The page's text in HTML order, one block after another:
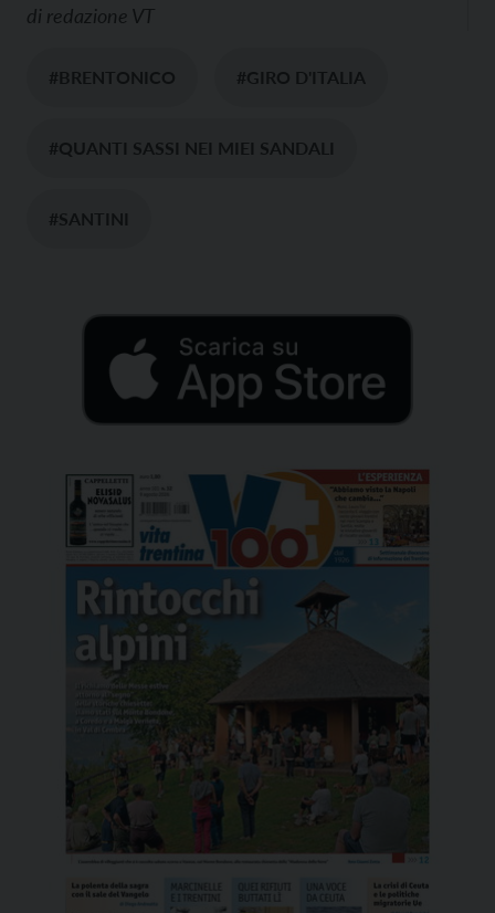
di redazione VT
#BRENTONICO #GIRO D'ITALIA
#QUANTI SASSI NEI MIEI SANDALI
#SANTINI